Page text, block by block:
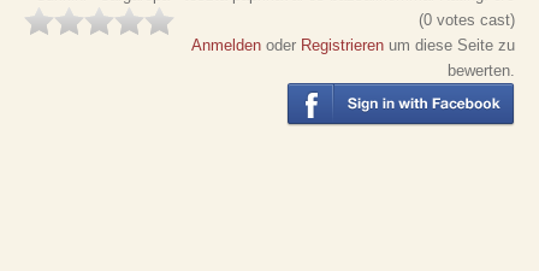
(0 votes cast)
Anmelden oder Registrieren um diese Seite zu
bewerten.